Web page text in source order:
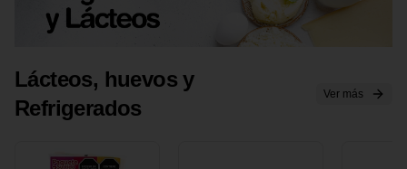
Lácteos, huevos y
Refrigerados
Ver más